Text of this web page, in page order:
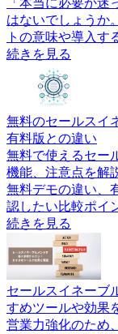
「本当に必要か
はないでしょうか
トの意味や導入す
続きを見る
無料のセールスイ
有料版との違い
無料で使えるセー
機能、注意点を解
無料デモの違い、
認したい比較ポイ
続きを見る
セールスイネーブ
すめツールや効果
営業力強化のため